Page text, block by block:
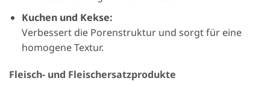
Kuchen und Kekse:
Verbessert die Porenstruktur und sorgt für eine
homogene Textur.
Fleisch- und Fleischersatzprodukte